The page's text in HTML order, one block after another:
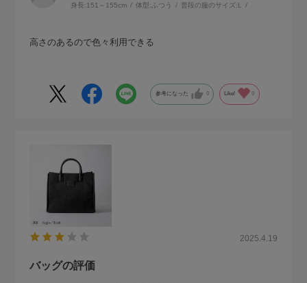
身長:151～155cm 体型: ふつう 普段の服のサイズ:L
高さのあるので色々利用できる
参考になった 0 Like! 0
2025.4.19
バッグの評価